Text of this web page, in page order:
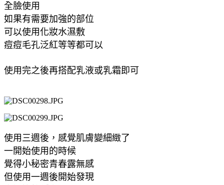
全臉使用
如果有需要加強的部位
可以使用化妝水濕敷
痘痘毛孔泛紅等等都可以
使用完之後再搭配乳液或乳霜即可
使用三週後，感覺肌膚變細緻了
一開始使用的時候
覺得小秘密青春露無感
但使用一週後開始發現